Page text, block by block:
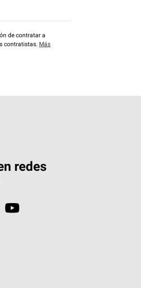
de contratar a
contratistas. Más
redes